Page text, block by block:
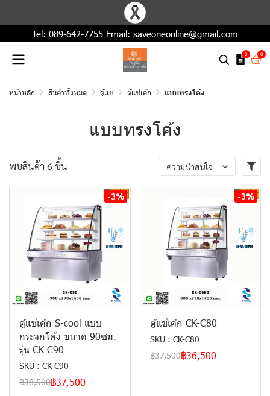
Tel: 089-642-7755 Email: saveoneonline@gmail.com
0 0
หน้าหลัก สินค้าทั้งหมด ตู้เเช่ ตู้แช่เค้ก แบบทรงโค้ง
แบบทรงโค้ง
พบสินค้า 6 ชิ้น ความน่าสนใจ
-3%
ตู้แช่เค้ก S-cool แบบ
กระจกโค้ง ขนาด 90ซม.
รุ่น CK-C90
SKU : CK-C90
฿38,500฿37,500
-3%
ตู้แช่เค้ก CK-C80
SKU : CK-C80
฿37,500฿36,500